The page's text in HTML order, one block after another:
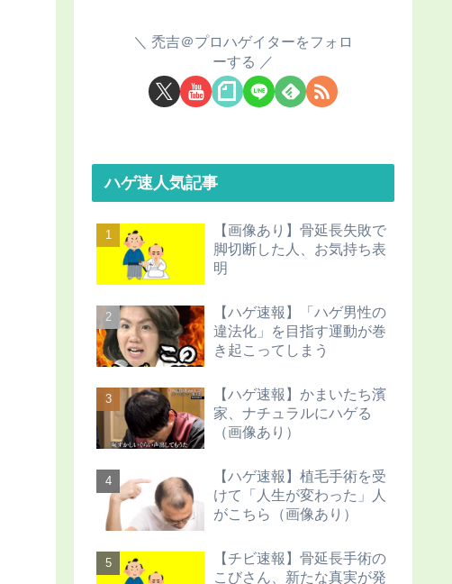
禿吉＠プロハゲイターをフォロ
ーする
ハゲ速人気記事
【画像あり】骨延長失敗で
脚切断した人、お気持ち表
明
【ハゲ速報】「ハゲ男性の
違法化」を目指す運動が巻
き起こってしまう
【ハゲ速報】かまいたち濱
家、ナチュラルにハゲる
（画像あり）
【ハゲ速報】植毛手術を受
けて「人生が変わった」人
がこちら（画像あり）
【チビ速報】骨延長手術の
こびさん、新たな真実が発